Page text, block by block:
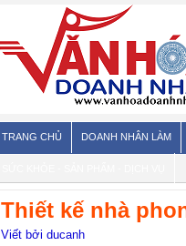
TRANG CHỦ DOANH NHÂN LÀM
Thiết kế nhà
Viết bởi ducanh